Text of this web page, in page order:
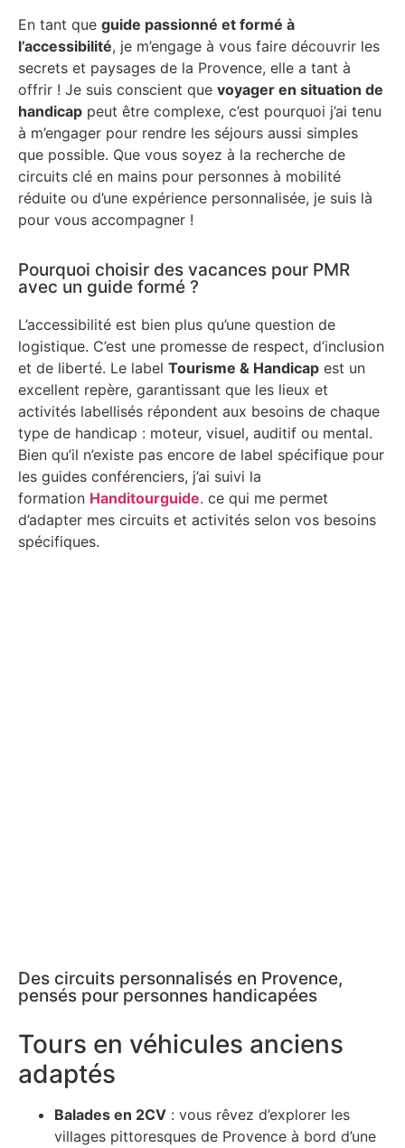
En tant que guide passionné et formé à
l’accessibilité, je m’engage à vous faire découvrir les
secrets et paysages de la Provence, elle a tant à
offrir ! Je suis conscient que voyager en situation de
handicap peut être complexe, c’est pourquoi j’ai tenu
à m’engager pour rendre les séjours aussi simples
que possible. Que vous soyez à la recherche de
circuits clé en mains pour personnes à mobilité
réduite ou d’une expérience personnalisée, je suis là
pour vous accompagner !
Pourquoi choisir des vacances pour PMR
avec un guide formé ?
L’accessibilité est bien plus qu’une question de
logistique. C’est une promesse de respect, d’inclusion
et de liberté. Le label Tourisme & Handicap est un
excellent repère, garantissant que les lieux et
activités labellisés répondent aux besoins de chaque
type de handicap : moteur, visuel, auditif ou mental.
Bien qu’il n’existe pas encore de label spécifique pour
les guides conférenciers, j’ai suivi la
formation Handitourguide. ce qui me permet
d’adapter mes circuits et activités selon vos besoins
spécifiques.
Des circuits personnalisés en Provence,
pensés pour personnes handicapées
Tours en véhicules anciens
adaptés
Balades en 2CV : vous rêvez d’explorer les
villages pittoresques de Provence à bord d’une